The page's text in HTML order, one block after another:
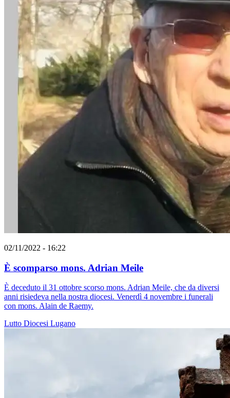
02/11/2022 - 16:22
È scomparso mons. Adrian Meile
È deceduto il 31 ottobre scorso mons. Adrian Meile, che da diversi
anni risiedeva nella nostra diocesi. Venerdì 4 novembre i funerali
con mons. Alain de Raemy.
Lutto Diocesi Lugano